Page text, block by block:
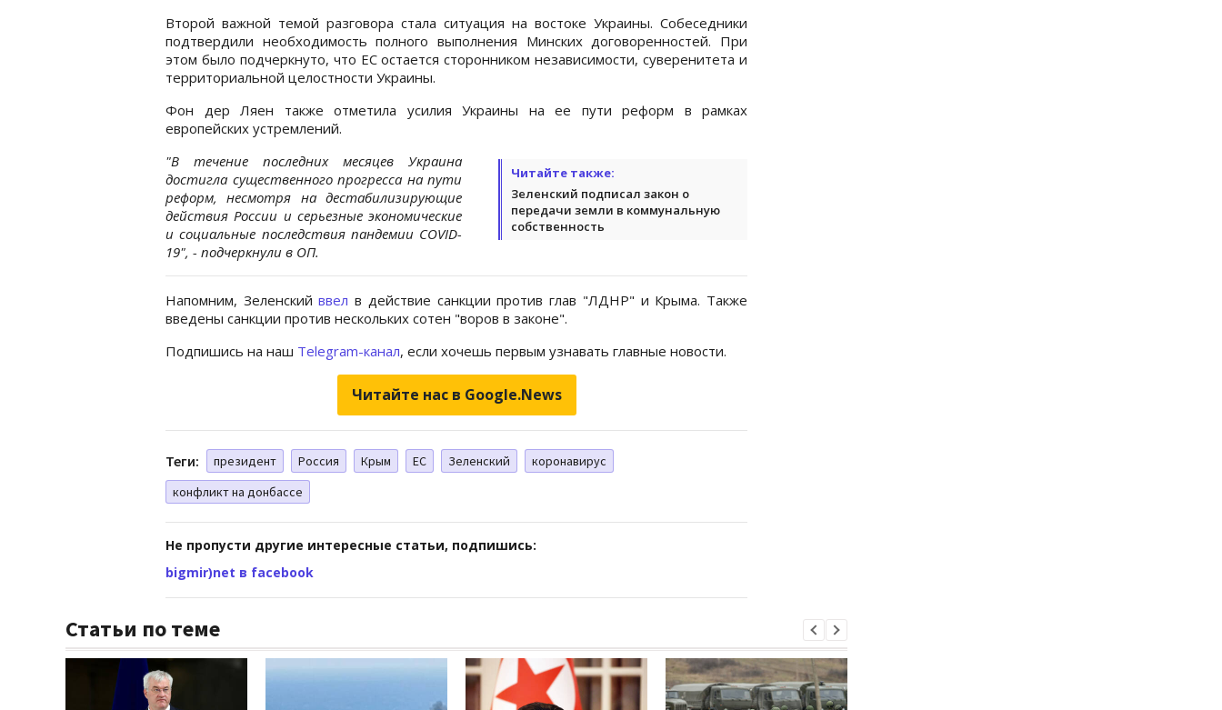
Второй важной темой разговора стала ситуация на востоке Украины. Собеседники
подтвердили необходимость полного выполнения Минских договоренностей. При
этом было подчеркнуто, что ЕС остается сторонником независимости, суверенитета и
территориальной целостности Украины.
Фон дер Ляен также отметила усилия Украины на ее пути реформ в рамках
европейских устремлений.
Читайте также:
Зеленский подписал закон о
передачи земли в коммунальную
собственность
"В течение последних месяцев Украина
достигла существенного прогресса на пути
реформ, несмотря на дестабилизирующие
действия России и серьезные экономические
и социальные последствия пандемии COVID-
19", - подчеркнули в ОП.
Напомним, Зеленскийввел в действие санкции против глав "ЛДНР" и Крыма. Также
введены санкции против нескольких сотен "воров в законе".
Подпишись на наш Telegram-канал, если хочешь первым узнавать главные новости.
Читайте нас в Google.News
Теги: президент Россия Крым ЕС Зеленский
коронавирус
конфликт на донбассе
Не пропусти другие интересные статьи, подпишись:
bigmir)net в facebook
Статьи по теме